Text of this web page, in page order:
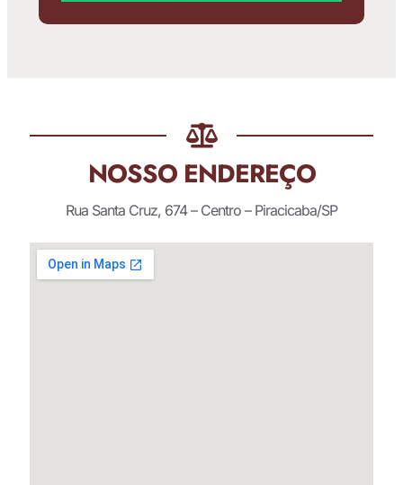
NOSSO ENDEREÇO
Rua Santa Cruz, 674 – Centro – Piracicaba/SP